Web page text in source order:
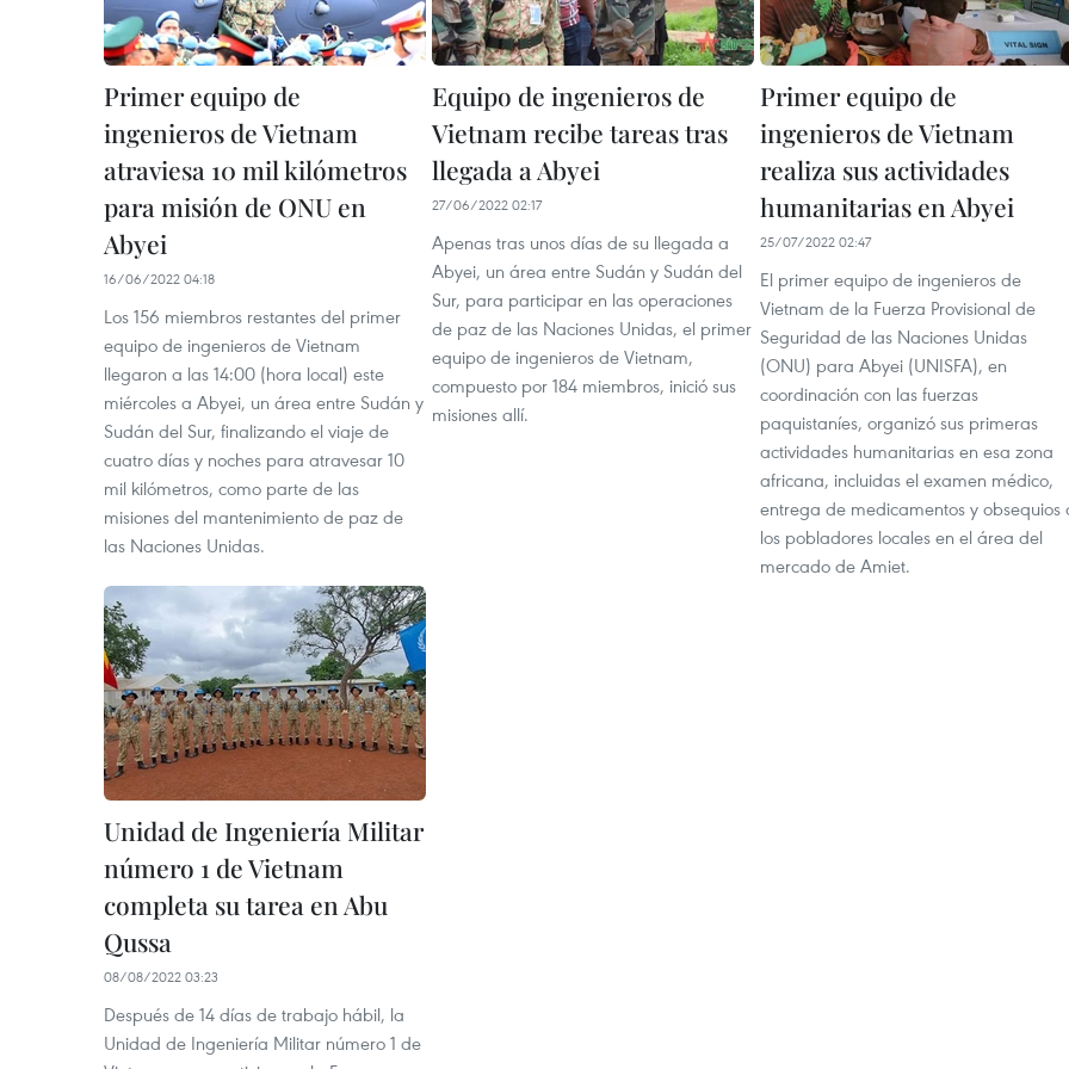
Primer equipo de
ingenieros de Vietnam
atraviesa 10 mil kilómetros
para misión de ONU en
Abyei
16/06/2022 04:18
Los 156 miembros restantes del primer
equipo de ingenieros de Vietnam
llegaron a las 14:00 (hora local) este
miércoles a Abyei, un área entre Sudán y
Sudán del Sur, finalizando el viaje de
cuatro días y noches para atravesar 10
mil kilómetros, como parte de las
misiones del mantenimiento de paz de
las Naciones Unidas.
Equipo de ingenieros de
Vietnam recibe tareas tras
llegada a Abyei
27/06/2022 02:17
Apenas tras unos días de su llegada a
Abyei, un área entre Sudán y Sudán del
Sur, para participar en las operaciones
de paz de las Naciones Unidas, el primer
equipo de ingenieros de Vietnam,
compuesto por 184 miembros, inició sus
misiones allí.
Primer equipo de
ingenieros de Vietnam
realiza sus actividades
humanitarias en Abyei
25/07/2022 02:47
El primer equipo de ingenieros de
Vietnam de la Fuerza Provisional de
Seguridad de las Naciones Unidas
(ONU) para Abyei (UNISFA), en
coordinación con las fuerzas
paquistaníes, organizó sus primeras
actividades humanitarias en esa zona
africana, incluidas el examen médico,
entrega de medicamentos y obsequios
los pobladores locales en el área del
mercado de Amiet.
Unidad de Ingeniería Militar
número 1 de Vietnam
completa su tarea en Abu
Qussa
08/08/2022 03:23
Después de 14 días de trabajo hábil, la
Unidad de Ingeniería Militar número 1 de